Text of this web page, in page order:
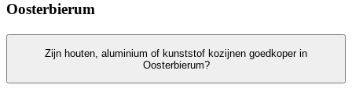
Oosterbierum
Zijn houten, aluminium of kunststof kozijnen goedkoper in
Oosterbierum?